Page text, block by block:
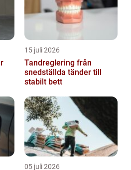
15 juli 2026
Tandreglering från
snedställda tänder till
stabilt bett
05 juli 2026